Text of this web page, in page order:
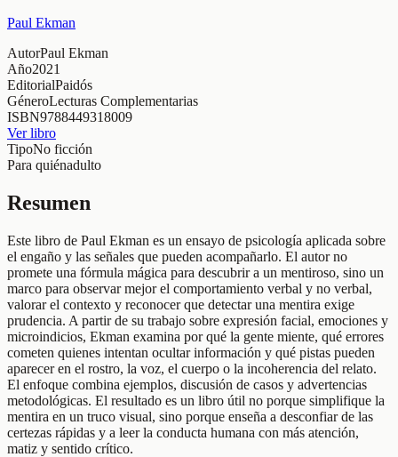
Paul Ekman
AutorPaul Ekman
Año2021
EditorialPaidós
GéneroLecturas Complementarias
ISBN9788449318009
Ver libro
TipoNo ficción
Para quiénadulto
Resumen
Este libro de Paul Ekman es un ensayo de psicología aplicada sobre
el engaño y las señales que pueden acompañarlo. El autor no
promete una fórmula mágica para descubrir a un mentiroso, sino un
marco para observar mejor el comportamiento verbal y no verbal,
valorar el contexto y reconocer que detectar una mentira exige
prudencia. A partir de su trabajo sobre expresión facial, emociones y
microindicios, Ekman examina por qué la gente miente, qué errores
cometen quienes intentan ocultar información y qué pistas pueden
aparecer en el rostro, la voz, el cuerpo o la incoherencia del relato.
El enfoque combina ejemplos, discusión de casos y advertencias
metodológicas. El resultado es un libro útil no porque simplifique la
mentira en un truco visual, sino porque enseña a desconfiar de las
certezas rápidas y a leer la conducta humana con más atención,
matiz y sentido crítico.